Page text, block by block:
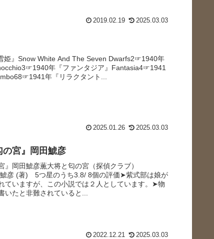
2019.02.19 2025.03.03
姫』Snow White And The Seven Dwarfs2☞1940年
年『ファンタジア』Fantasia4☞1941
年『リラクタント...
2025.01.26 2025.03.03
の宮』岡田鯱彦
』岡田鯱彦薫大将と匂の宮（探偵クラブ）
彦 (著) 5つ星のうち3.8/ 8個の評価➤紫式部は娘が
ていますが、この小説では２人としています。➤物
いたと非難されていると...
2022.12.21 2025.03.03